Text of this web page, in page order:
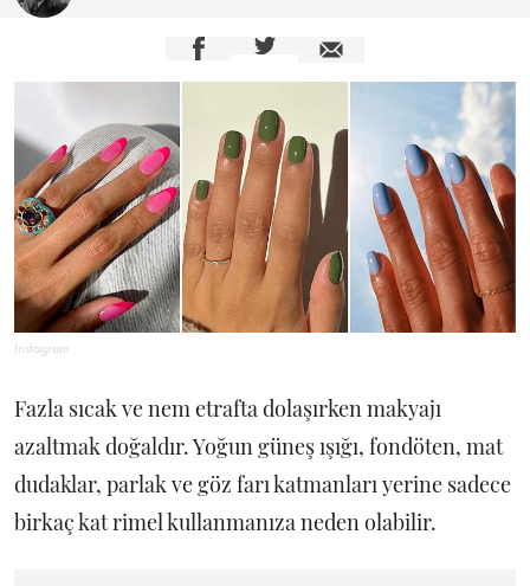
Instagram
Fazla sıcak ve nem etrafta dolaşırken makyajı
azaltmak doğaldır. Yoğun güneş ışığı, fondöten, mat
dudaklar, parlak ve göz farı katmanları yerine sadece
birkaç kat rimel kullanmanıza neden olabilir.